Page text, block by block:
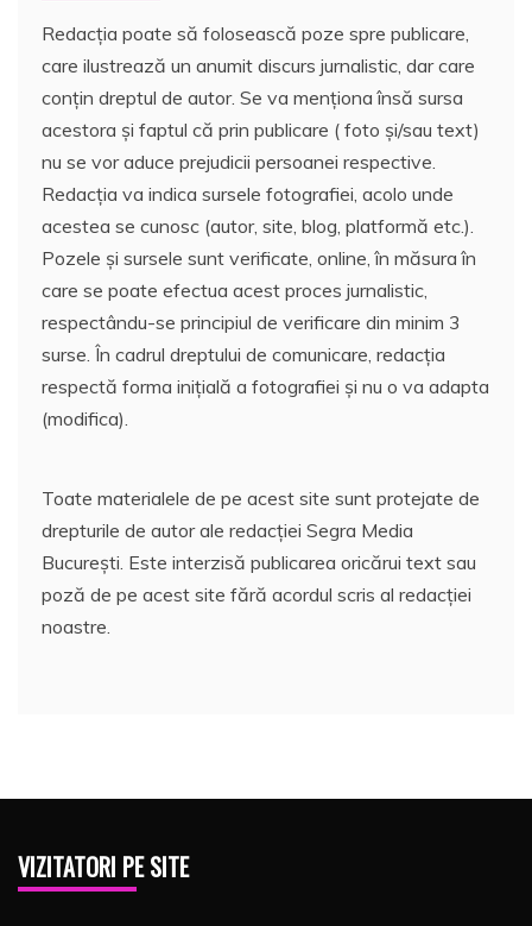
Redacția poate să folosească poze spre publicare,
care ilustrează un anumit discurs jurnalistic, dar care
conțin dreptul de autor. Se va menționa însă sursa
acestora și faptul că prin publicare ( foto și/sau text)
nu se vor aduce prejudicii persoanei respective.
Redacția va indica sursele fotografiei, acolo unde
acestea se cunosc (autor, site, blog, platformă etc.).
Pozele și sursele sunt verificate, online, în măsura în
care se poate efectua acest proces jurnalistic,
respectându-se principiul de verificare din minim 3
surse. În cadrul dreptului de comunicare, redacția
respectă forma inițială a fotografiei și nu o va adapta
(modifica).
Toate materialele de pe acest site sunt protejate de
drepturile de autor ale redacției Segra Media
București. Este interzisă publicarea oricărui text sau
poză de pe acest site fără acordul scris al redacției
noastre.
VIZITATORI PE SITE